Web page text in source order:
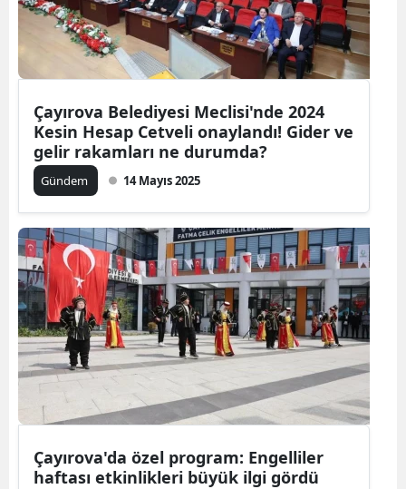
Çayırova Belediyesi Meclisi'nde 2024
Kesin Hesap Cetveli onaylandı! Gider ve
gelir rakamları ne durumda?
Gündem 14 Mayıs 2025
Çayırova'da özel program: Engelliler
haftası etkinlikleri büyük ilgi gördü